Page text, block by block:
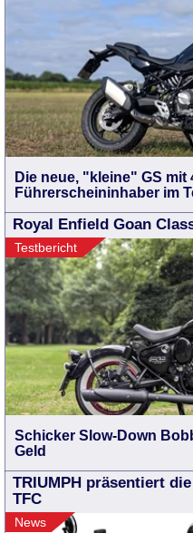
Die neue, "kleine" GS mit
Führerscheininhaber im
Royal Enfield Goan
Testbericht
Schicker Slow-Down
Geld
TRIUMPH präsentiert
TFC
News